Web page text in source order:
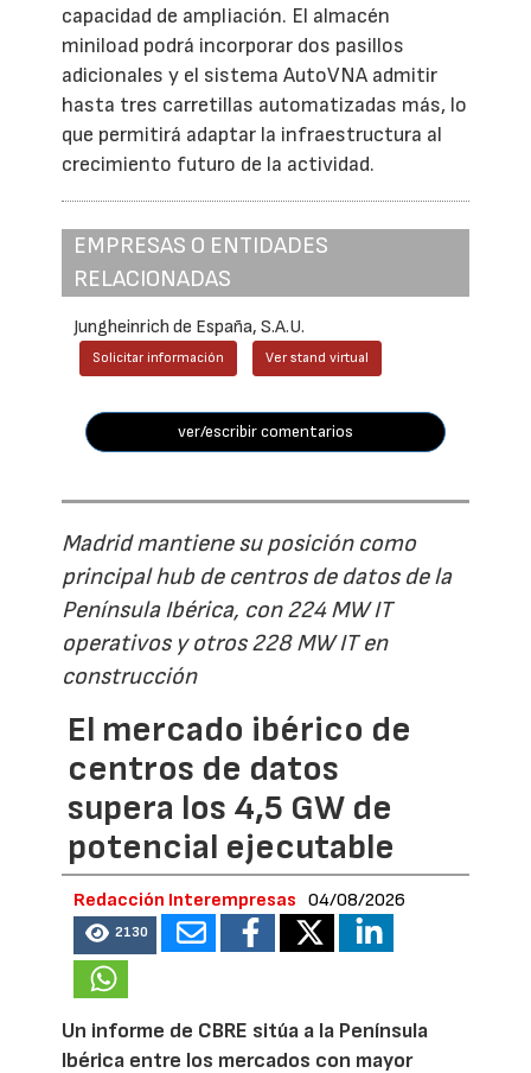
capacidad de ampliación. El almacén
miniload podrá incorporar dos pasillos
adicionales y el sistema AutoVNA admitir
hasta tres carretillas automatizadas más, lo
que permitirá adaptar la infraestructura al
crecimiento futuro de la actividad.
EMPRESAS O ENTIDADES
RELACIONADAS
Jungheinrich de España, S.A.U.
Solicitar información Ver stand virtual
ver/escribir comentarios
Madrid mantiene su posición como
principal hub de centros de datos de la
Península Ibérica, con 224 MW IT
operativos y otros 228 MW IT en
construcción
El mercado ibérico de
centros de datos
supera los 4,5 GW de
potencial ejecutable
Redacción Interempresas 04/08/2026
2130
Un informe de CBRE sitúa a la Península
Ibérica entre los mercados con mayor